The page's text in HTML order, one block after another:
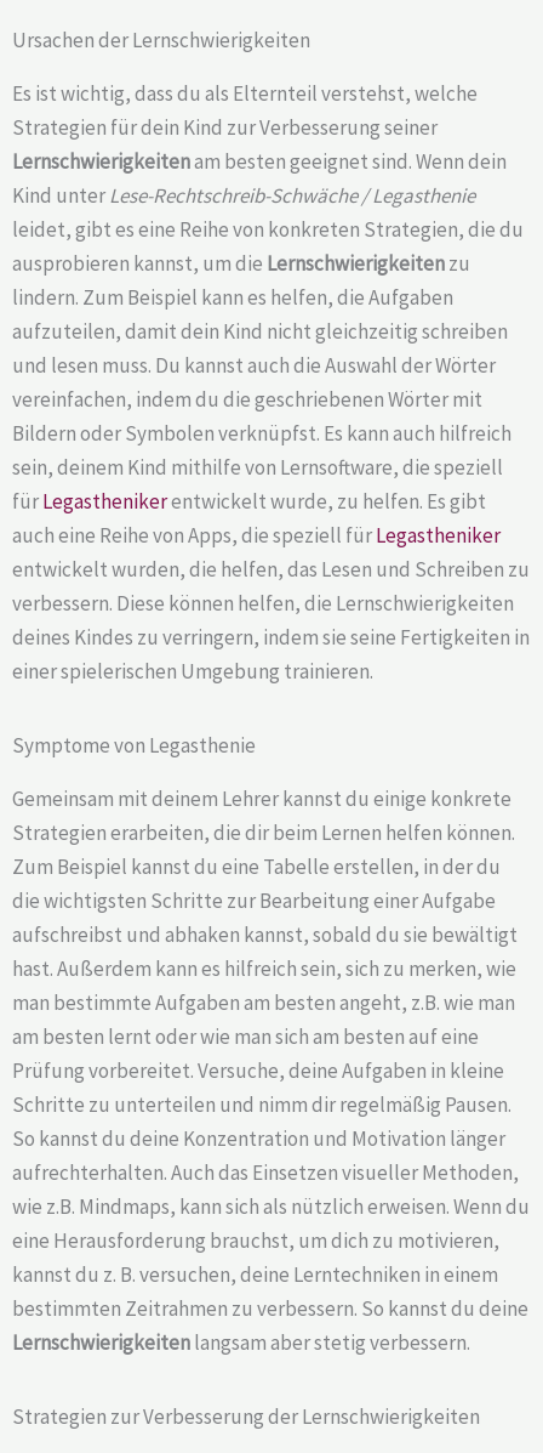
Ursachen der Lernschwierigkeiten
Es ist wichtig, dass du als Elternteil verstehst, welche
Strategien für dein Kind zur Verbesserung seiner
Lernschwierigkeitenam besten geeignet sind. Wenn dein
Kind unterLese-Rechtschreib-Schwäche / Legasthenie
leidet, gibt es eine Reihe von konkreten Strategien, die du
ausprobieren kannst, um die Lernschwierigkeitenzu
lindern. Zum Beispiel kann es helfen, die Aufgaben
aufzuteilen, damit dein Kind nicht gleichzeitig schreiben
und lesen muss. Du kannst auch die Auswahl der Wörter
vereinfachen, indem du die geschriebenen Wörter mit
Bildern oder Symbolen verknüpfst. Es kann auch hilfreich
sein, deinem Kind mithilfe von Lernsoftware, die speziell
fürLegasthenikerentwickelt wurde, zu helfen. Es gibt
auch eine Reihe von Apps, die speziell fürLegastheniker
entwickelt wurden, die helfen, das Lesen und Schreiben zu
verbessern. Diese können helfen, die Lernschwierigkeiten
deines Kindes zu verringern, indem sie seine Fertigkeiten in
einer spielerischen Umgebung trainieren.
Symptome von Legasthenie
Gemeinsam mit deinem Lehrer kannst du einige konkrete
Strategien erarbeiten, die dir beim Lernen helfen können.
Zum Beispiel kannst du eine Tabelle erstellen, in der du
die wichtigsten Schritte zur Bearbeitung einer Aufgabe
aufschreibst und abhaken kannst, sobald du sie bewältigt
hast. Außerdem kann es hilfreich sein, sich zu merken, wie
man bestimmte Aufgaben am besten angeht, z.B. wie man
am besten lernt oder wie man sich am besten auf eine
Prüfung vorbereitet. Versuche, deine Aufgaben in kleine
Schritte zu unterteilen und nimm dir regelmäßig Pausen.
So kannst du deine Konzentration und Motivation länger
aufrechterhalten. Auch das Einsetzen visueller Methoden,
wie z.B. Mindmaps, kann sich als nützlich erweisen. Wenn du
eine Herausforderung brauchst, um dich zu motivieren,
kannst du z. B. versuchen, deine Lerntechniken in einem
bestimmten Zeitrahmen zu verbessern. So kannst du deine
Lernschwierigkeitenlangsam aber stetig verbessern.
Strategien zur Verbesserung der Lernschwierigkeiten